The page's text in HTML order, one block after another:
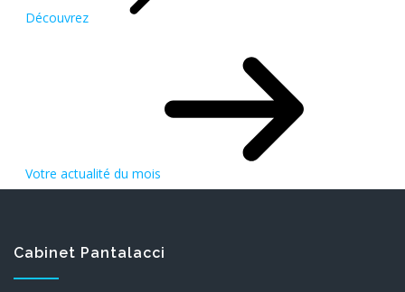
Découvrez
Votre actualité du mois
Cabinet Pantalacci